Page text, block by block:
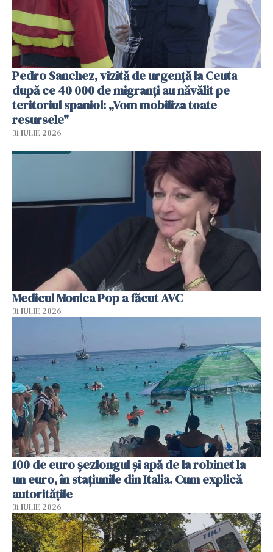
Pedro Sanchez, vizită de urgență la Ceuta
după ce 40 000 de migranți au năvălit pe
teritoriul spaniol: „Vom mobiliza toate
resursele"
31 IULIE 2026
Medicul Monica Pop a făcut AVC
31 IULIE 2026
100 de euro șezlongul și apă de la robinet la
un euro, în stațiunile din Italia. Cum explică
autoritățile
31 IULIE 2026